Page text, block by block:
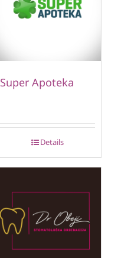
Super Apoteka
Details